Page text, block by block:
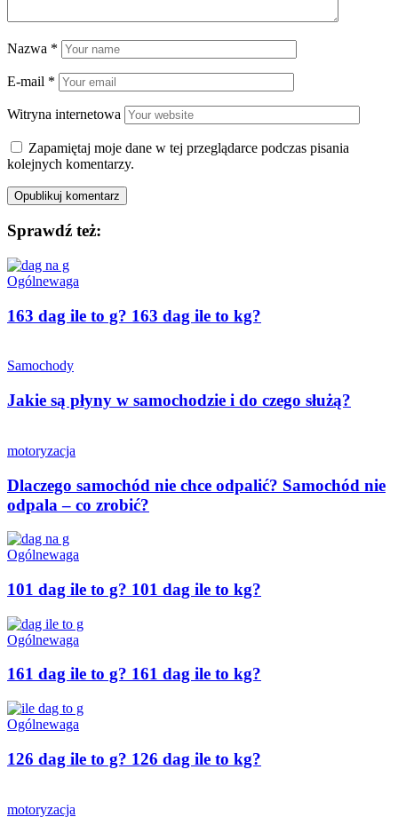
Nazwa *
E-mail *
Witryna internetowa
Zapamiętaj moje dane w tej przeglądarce podczas pisania
kolejnych komentarzy.
Sprawdź też:
Ogólnewaga
163 dag ile to g? 163 dag ile to kg?
Samochody
Jakie są płyny w samochodzie i do czego służą?
motoryzacja
Dlaczego samochód nie chce odpalić? Samochód nie
odpala – co zrobić?
Ogólnewaga
101 dag ile to g? 101 dag ile to kg?
Ogólnewaga
161 dag ile to g? 161 dag ile to kg?
Ogólnewaga
126 dag ile to g? 126 dag ile to kg?
motoryzacja